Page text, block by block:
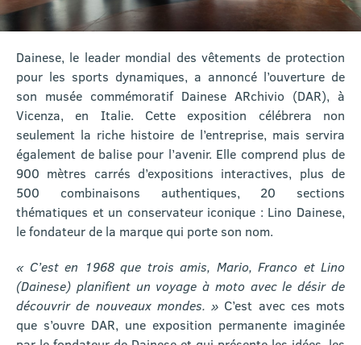
Dainese, le leader mondial des vêtements de protection
pour les sports dynamiques, a annoncé l’ouverture de
son musée commémoratif Dainese ARchivio (DAR), à
Vicenza, en Italie. Cette exposition célébrera non
seulement la riche histoire de l’entreprise, mais servira
également de balise pour l’avenir. Elle comprend plus de
900 mètres carrés d’expositions interactives, plus de
500 combinaisons authentiques, 20 sections
thématiques et un conservateur iconique : Lino Dainese,
le fondateur de la marque qui porte son nom.
« C’est en 1968 que trois amis, Mario, Franco et Lino
(Dainese) planifient un voyage à moto avec le désir de
découvrir de nouveaux mondes. » C’est avec ces mots
que s’ouvre DAR, une exposition permanente imaginée